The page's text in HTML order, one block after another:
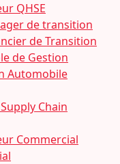
QHSE
de transition
de Transition
de Gestion
Automobile
Chain
Commercial